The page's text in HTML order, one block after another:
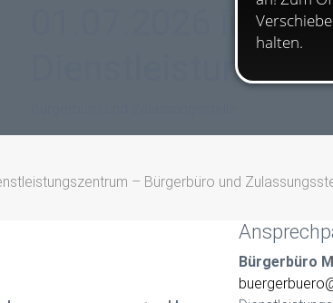
01.07.2026 im
– Bürgerbüro und
Bürgerbüro